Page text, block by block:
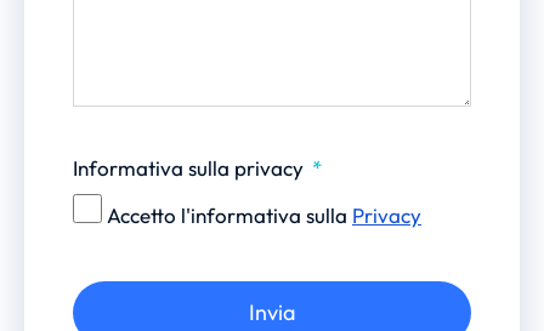
Informativa sulla privacy
Accetto l'informativa sulla Privacy
Invia